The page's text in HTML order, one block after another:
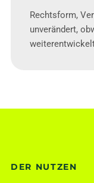
Rechtsform,
unverändert,
DER NUTZEN